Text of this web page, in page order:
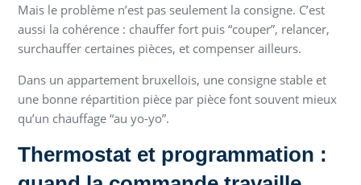
Mais le problème n’est pas seulement la consigne. C’est
aussi la cohérence : chauffer fort puis “couper”, relancer,
surchauffer certaines pièces, et compenser ailleurs.
Dans un appartement bruxellois, une consigne stable et
une bonne répartition pièce par pièce font souvent mieux
qu’un chauffage “au yo-yo”.
Thermostat et programmation :